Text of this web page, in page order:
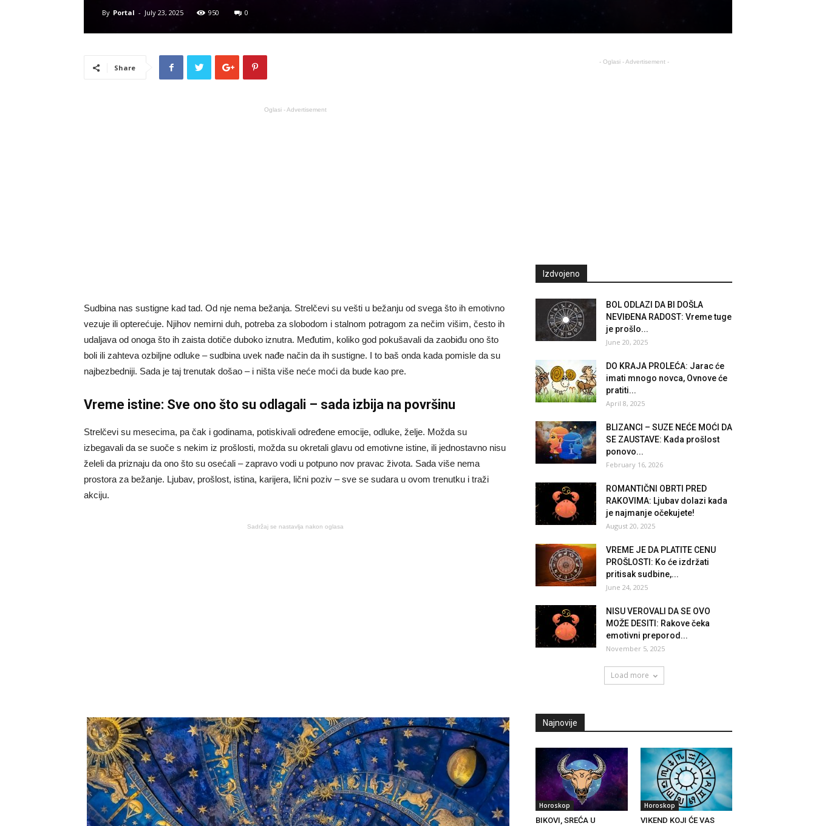
By Portal - July 23, 2025 950 0
Share
Oglasi - Advertisement
Sudbina nas sustigne kad tad. Od nje nema bežanja. Strelčevi su vešti u bežanju od svega što ih emotivno
vezuje ili opterećuje. Njihov nemirni duh, potreba za slobodom i stalnom potragom za nečim višim, često ih
udaljava od onoga što ih zaista dotiče duboko iznutra. Međutim, koliko god pokušavali da zaobiđu ono što
boli ili zahteva ozbiljne odluke – sudbina uvek nađe način da ih sustigne. I to baš onda kada pomisle da su
najbezbedniji. Sada je taj trenutak došao – i ništa više neće moći da bude kao pre.
Vreme istine: Sve ono što su odlagali – sada izbija na površinu
Strelčevi su mesecima, pa čak i godinama, potiskivali određene emocije, odluke, želje. Možda su
izbegavali da se suoče s nekim iz prošlosti, možda su okretali glavu od emotivne istine, ili jednostavno nisu
želeli da priznaju da ono što su osećali – zapravo vodi u potpuno nov pravac života. Sada više nema
prostora za bežanje. Ljubav, prošlost, istina, karijera, lični poziv – sve se sudara u ovom trenutku i traži
akciju.
Sadržaj se nastavlja nakon oglasa
- Oglasi - Advertisement -
Izdvojeno
BOL ODLAZI DA BI DOŠLA
NEVIĐENA RADOST: Vreme tuge
je prošlo...
June 20, 2025
DO KRAJA PROLEĆA: Jarac će
imati mnogo novca, Ovnove će
pratiti...
April 8, 2025
BLIZANCI – SUZE NEĆE MOĆI DA
SE ZAUSTAVE: Kada prošlost
ponovo...
February 16, 2026
ROMANTIČNI OBRTI PRED
RAKOVIMA: Ljubav dolazi kada
je najmanje očekujete!
August 20, 2025
VREME JE DA PLATITE CENU
PROŠLOSTI: Ko će izdržati
pritisak sudbine,...
June 24, 2025
NISU VEROVALI DA SE OVO
MOŽE DESITI: Rakove čeka
emotivni preporod...
November 5, 2025
Load more
Najnovije
Horoskop
BIKOVI, SREĆA U
Horoskop
VIKEND KOJI ĆE VAS